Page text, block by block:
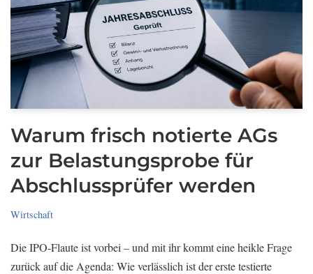
Warum frisch notierte AGs
zur Belastungsprobe für
Abschlussprüfer werden
Wirtschaft
Die IPO-Flaute ist vorbei – und mit ihr kommt eine heikle Frage
zurück auf die Agenda: Wie verlässlich ist der erste testierte